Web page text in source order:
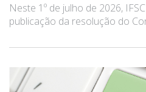
Neste 1º de julho de 2026,
publicação da resolução do